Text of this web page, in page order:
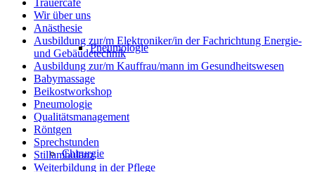
Pneumologie
Chirurgie
Trauercafé
Wir über uns
Anästhesie
Ausbildung zur/m Elektroniker/in der Fachrichtung Energie-
und Gebäudetechnik
Ausbildung zur/m Kauffrau/mann im Gesundheitswesen
Babymassage
Beikostworkshop
Pneumologie
Qualitätsmanagement
Röntgen
Sprechstunden
Stillambulanz
Weiterbildung in der Pflege